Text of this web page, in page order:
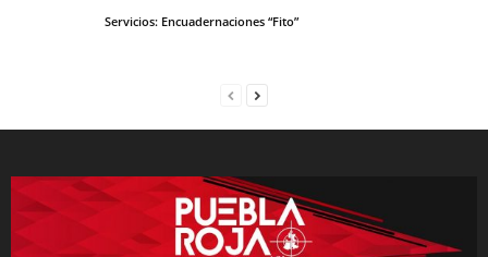
Servicios: Encuadernaciones “Fito”